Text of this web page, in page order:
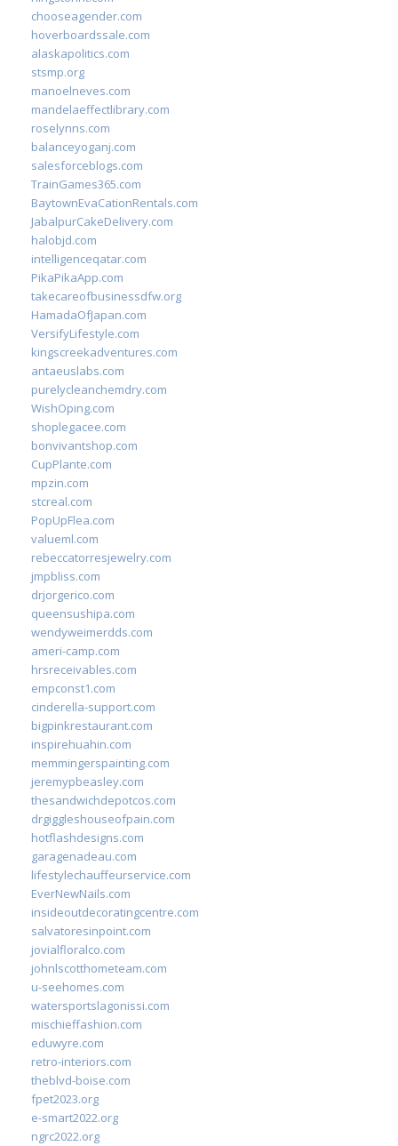
chooseagender.com
hoverboardssale.com
alaskapolitics.com
stsmp.org
manoelneves.com
mandelaeffectlibrary.com
roselynns.com
balanceyoganj.com
salesforceblogs.com
TrainGames365.com
BaytownEvaCationRentals.com
JabalpurCakeDelivery.com
halobjd.com
intelligenceqatar.com
PikaPikaApp.com
takecareofbusinessdfw.org
HamadaOfJapan.com
VersifyLifestyle.com
kingscreekadventures.com
antaeuslabs.com
purelycleanchemdry.com
WishOping.com
shoplegacee.com
bonvivantshop.com
CupPlante.com
mpzin.com
stcreal.com
PopUpFlea.com
valueml.com
rebeccatorresjewelry.com
jmpbliss.com
drjorgerico.com
queensushipa.com
wendyweimerdds.com
ameri-camp.com
hrsreceivables.com
empconst1.com
cinderella-support.com
bigpinkrestaurant.com
inspirehuahin.com
memmingerspainting.com
jeremypbeasley.com
thesandwichdepotcos.com
drgiggleshouseofpain.com
hotflashdesigns.com
garagenadeau.com
lifestylechauffeurservice.com
EverNewNails.com
insideoutdecoratingcentre.com
salvatoresinpoint.com
jovialfloralco.com
johnlscotthometeam.com
u-seehomes.com
watersportslagonissi.com
mischieffashion.com
eduwyre.com
retro-interiors.com
theblvd-boise.com
fpet2023.org
e-smart2022.org
ngrc2022.org